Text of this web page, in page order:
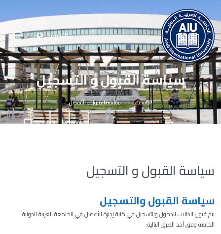
English
سياسة القبول و التسجيل
الرئيسية سياسة القبول و التسجيل
سياسة القبول و التسجيل
سياسة القبول والتسجيل
يتم قبول الطلاب للدخول والتسجيل في كلية إدارة الأعمال في الجامعة العربية الدولية
الخاصة وفق أحد الطرق التالية: